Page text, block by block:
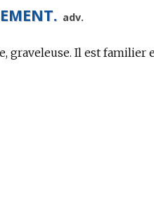
adv.
graveleuse. Il est familier